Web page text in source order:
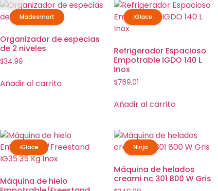
Madesmart
Organizador de especias
de 2 niveles
$34.99
Añadir al carrito
iGlace
Refrigerador Espacioso
Empotrable IGDO 140 L
Inox
$769.01
Añadir al carrito
iGlace
Máquina de hielo
Ninja
Máquina de helados
creami nc 301 800 W Gris